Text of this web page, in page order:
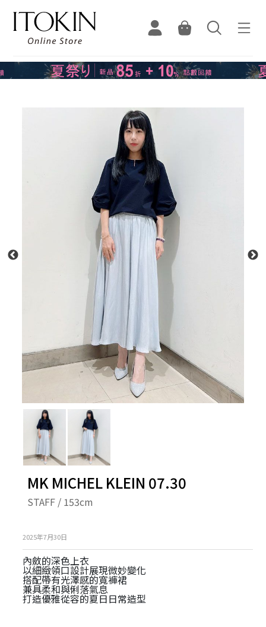
MK MICHEL KLEIN 07.30
STAFF / 153cm
2025年7月30日
內斂的深色上衣
以細緻領口設計展現微妙變化
搭配帶有光澤感的寬褲裙
兼具柔和與俐落氣息
打造優雅從容的夏日日常造型